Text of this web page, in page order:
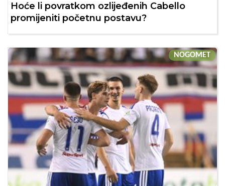
Hoće li povratkom ozlijeđenih Cabello
promijeniti početnu postavu?
NOGOMET